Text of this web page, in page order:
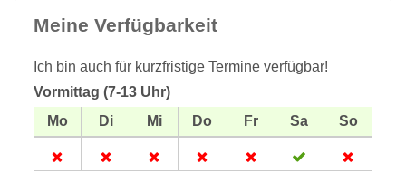
Meine Verfügbarkeit
Ich bin auch für kurzfristige Termine verfügbar!
Vormittag (7-13 Uhr)